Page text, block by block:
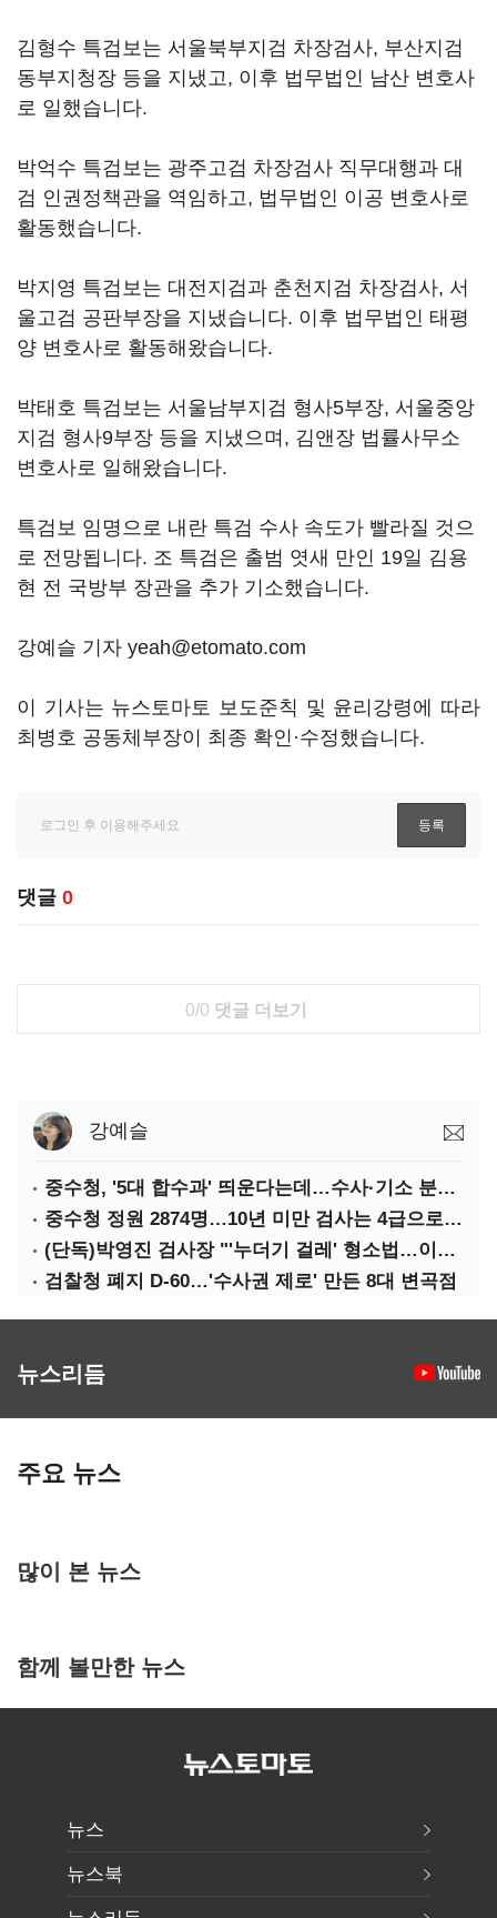
김형수 특검보는 서울북부지검 차장검사, 부산지검
동부지청장 등을 지냈고, 이후 법무법인 남산 변호사
로 일했습니다.
박억수 특검보는 광주고검 차장검사 직무대행과 대
검 인권정책관을 역임하고, 법무법인 이공 변호사로
활동했습니다.
박지영 특검보는 대전지검과 춘천지검 차장검사, 서
울고검 공판부장을 지냈습니다. 이후 법무법인 태평
양 변호사로 활동해왔습니다.
박태호 특검보는 서울남부지검 형사5부장, 서울중앙
지검 형사9부장 등을 지냈으며, 김앤장 법률사무소
변호사로 일해왔습니다.
특검보 임명으로 내란 특검 수사 속도가 빨라질 것으
로 전망됩니다. 조 특검은 출범 엿새 만인 19일 김용
현 전 국방부 장관을 추가 기소했습니다.
강예슬 기자 yeah@etomato.com
이 기사는 뉴스토마토 보도준칙 및 윤리강령에 따라
최병호 공동체부장이 최종 확인·수정했습니다.
댓글 0
0/0 댓글 더보기
강예슬
중수청, '5대 합수과' 띄운다는데…수사·기소 분리로 협력방안 '부재'
중수청 정원 2874명…10년 미만 검사는 4급으로 임용
(단독)박영진 검사장 "'누더기 걸레' 형소법…이재명 대통령 책임져야"
검찰청 폐지 D-60…'수사권 제로' 만든 8대 변곡점
뉴스리듬
주요 뉴스
많이 본 뉴스
함께 볼만한 뉴스
뉴스
뉴스북